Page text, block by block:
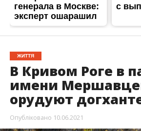
ЖИТТЯ
В Кривом Роге в
имени
орудуют
Опубліковано 10.06.2021